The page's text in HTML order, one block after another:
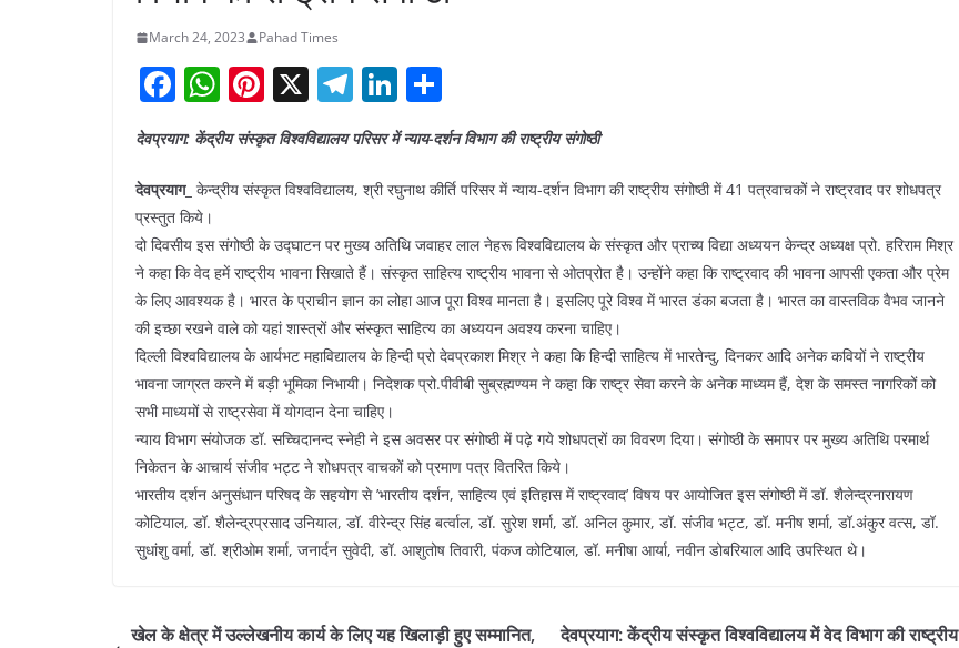
March 24, 2023 Pahad Times
F
c
e
b
o
o
k
W
h
at
s
A
p
p
Pi
nt
er
e
X T
el
e
gr
m
Li
n
k
e
dI
n
h
ar
e
देवप्रयाग: केंद्रीय संस्कृत विश्वविद्यालय परिसर में न्याय-दर्शन विभाग की राष्ट्रीय संगोष्ठी
देवप्रयाग_ केन्द्रीय संस्कृत विश्वविद्यालय, श्री रघुनाथ कीर्ति परिसर में न्याय-दर्शन विभाग की राष्ट्रीय संगोष्ठी में 41 पत्रवाचकों ने राष्ट्रवाद पर शोधपत्र
प्रस्तुत किये।
दो दिवसीय इस संगोष्ठी के उद्घाटन पर मुख्य अतिथि जवाहर लाल नेहरू विश्वविद्यालय के संस्कृत और प्राच्य विद्या अध्ययन केन्द्र अध्यक्ष प्रो. हरिराम मिश्र
ने कहा कि वेद हमें राष्ट्रीय भावना सिखाते हैं। संस्कृत साहित्य राष्ट्रीय भावना से ओतप्रोत है। उन्होंने कहा कि राष्ट्रवाद की भावना आपसी एकता और प्रेम
के लिए आवश्यक है। भारत के प्राचीन ज्ञान का लोहा आज पूरा विश्व मानता है। इसलिए पूरे विश्व में भारत डंका बजता है। भारत का वास्तविक वैभव जानने
की इच्छा रखने वाले को यहां शास्त्रों और संस्कृत साहित्य का अध्ययन अवश्य करना चाहिए।
दिल्ली विश्वविद्यालय के आर्यभट महाविद्यालय के हिन्दी प्रो देवप्रकाश मिश्र ने कहा कि हिन्दी साहित्य में भारतेन्दु, दिनकर आदि अनेक कवियों ने राष्ट्रीय
भावना जाग्रत करने में बड़ी भूमिका निभायी। निदेशक प्रो.पीवीबी सुब्रह्मण्यम ने कहा कि राष्ट्र सेवा करने के अनेक माध्यम हैं, देश के समस्त नागरिकों को
सभी माध्यमों से राष्ट्रसेवा में योगदान देना चाहिए।
न्याय विभाग संयोजक डॉ. सच्चिदानन्द स्नेही ने इस अवसर पर संगोष्ठी में पढ़े गये शोधपत्रों का विवरण दिया। संगोष्ठी के समापर पर मुख्य अतिथि परमार्थ
निकेतन के आचार्य संजीव भट्ट ने शोधपत्र वाचकों को प्रमाण पत्र वितरित किये।
भारतीय दर्शन अनुसंधान परिषद के सहयोग से ’भारतीय दर्शन, साहित्य एवं इतिहास में राष्ट्रवाद’ विषय पर आयोजित इस संगोष्ठी में डॉ. शैलेन्द्रनारायण
कोटियाल, डॉ. शैलेन्द्रप्रसाद उनियाल, डॉ. वीरेन्द्र सिंह बर्त्वाल, डॉ. सुरेश शर्मा, डॉ. अनिल कुमार, डॉ. संजीव भट्ट, डॉ. मनीष शर्मा, डॉ.अंकुर वत्स, डॉ.
सुधांशु वर्मा, डॉ. श्रीओम शर्मा, जनार्दन सुवेदी, डॉ. आशुतोष तिवारी, पंकज कोटियाल, डॉ. मनीषा आर्या, नवीन डोबरियाल आदि उपस्थित थे।
खेल के क्षेत्र में उल्लेखनीय कार्य के लिए यह खिलाड़ी हुए सम्मानित,
देवप्रयाग: केंद्रीय संस्कृत विश्वविद्यालय में वेद विभाग की राष्ट्रीय